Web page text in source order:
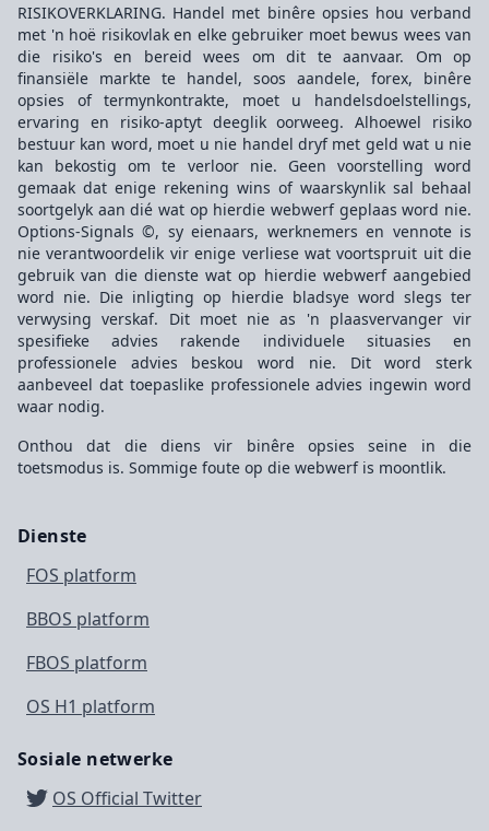
RISIKOVERKLARING. Handel met binêre opsies hou verband
met 'n hoë risikovlak en elke gebruiker moet bewus wees van
die risiko's en bereid wees om dit te aanvaar. Om op
finansiële markte te handel, soos aandele, forex, binêre
opsies of termynkontrakte, moet u handelsdoelstellings,
ervaring en risiko-aptyt deeglik oorweeg. Alhoewel risiko
bestuur kan word, moet u nie handel dryf met geld wat u nie
kan bekostig om te verloor nie. Geen voorstelling word
gemaak dat enige rekening wins of waarskynlik sal behaal
soortgelyk aan dié wat op hierdie webwerf geplaas word nie.
Options-Signals ©, sy eienaars, werknemers en vennote is
nie verantwoordelik vir enige verliese wat voortspruit uit die
gebruik van die dienste wat op hierdie webwerf aangebied
word nie. Die inligting op hierdie bladsye word slegs ter
verwysing verskaf. Dit moet nie as 'n plaasvervanger vir
spesifieke advies rakende individuele situasies en
professionele advies beskou word nie. Dit word sterk
aanbeveel dat toepaslike professionele advies ingewin word
waar nodig.
Onthou dat die diens vir binêre opsies seine in die
toetsmodus is. Sommige foute op die webwerf is moontlik.
Dienste
FOS platform
BBOS platform
FBOS platform
OS H1 platform
Sosiale netwerke
OS Official Twitter